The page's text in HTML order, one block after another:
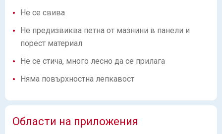
Не се свива
Не предизвиква петна от мазнини в панели и
порест материал
Не се стича, много лесно да се прилага
Няма повърхностна лепкавост
Области на приложения